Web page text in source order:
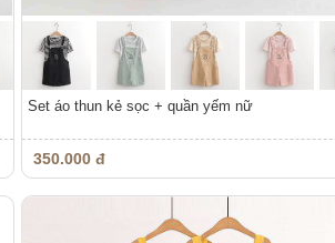
Set áo thun kẻ sọc + quần yếm nữ
350.000 đ